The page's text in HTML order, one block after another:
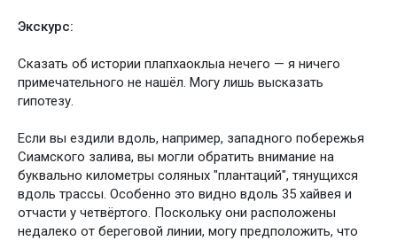
Экскурс:
Сказать об истории плапхаоклыа нечего — я ничего
примечательного не нашёл. Могу лишь высказать
гипотезу.
Если вы ездили вдоль, например, западного побережья
Сиамского залива, вы могли обратить внимание на
буквально километры соляных "плантаций", тянущихся
вдоль трассы. Особенно это видно вдоль 35 хайвея и
отчасти у четвёртого. Поскольку они расположены
недалеко от береговой линии, могу предположить, что